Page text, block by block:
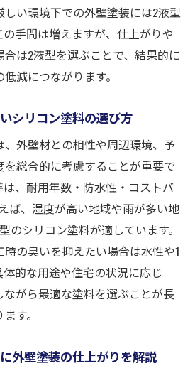
持ちする外壁塗装を実現する
持ちさせるシリコン塗料活用
コン塗料のメンテナンスの重
リコン塗料の効果を最大化す
使用で外壁塗装の美観を維持
命を伸ばすシリコン塗料の選
コン塗料で後悔しないための
い環境下での外壁塗装には2液型
手間は増えますが、仕上がりや
は2液型を選ぶことで、結果的に
減につながります。
シリコン塗料の選び方
、外壁材との相性や周辺環境、予
総合的に考慮することが重要で
、耐用年数・防水性・コストバ
ば、湿度が高い地域や雨が多い地
のシリコン塗料が適しています。
の臭いを抑えたい場合は水性や1
的な用途や住宅の状況に応じ
がら最適な塗料を選ぶことが長
す。
外壁塗装の仕上がりを解説